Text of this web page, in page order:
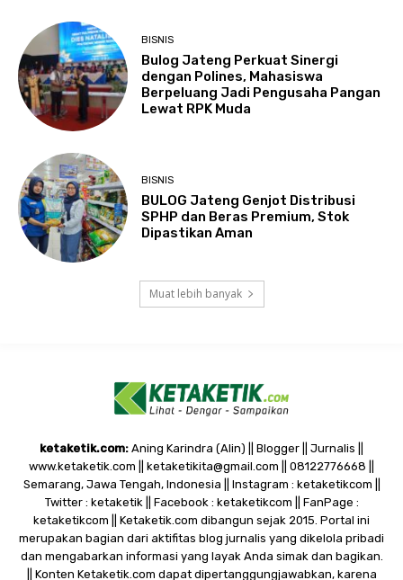
BISNIS
Bulog Jateng Perkuat Sinergi
dengan Polines, Mahasiswa
Berpeluang Jadi Pengusaha Pangan
Lewat RPK Muda
BISNIS
BULOG Jateng Genjot Distribusi
SPHP dan Beras Premium, Stok
Dipastikan Aman
Muat lebih banyak
ketaketik.com: Aning Karindra (Alin) || Blogger || Jurnalis ||
www.ketaketik.com || ketaketikita@gmail.com || 08122776668 ||
Semarang, Jawa Tengah, Indonesia || Instagram : ketaketikcom ||
Twitter : ketaketik || Facebook : ketaketikcom || FanPage :
ketaketikcom || Ketaketik.com dibangun sejak 2015. Portal ini
merupakan bagian dari aktifitas blog jurnalis yang dikelola pribadi
dan mengabarkan informasi yang layak Anda simak dan bagikan.
|| Konten Ketaketik.com dapat dipertanggungjawabkan, karena